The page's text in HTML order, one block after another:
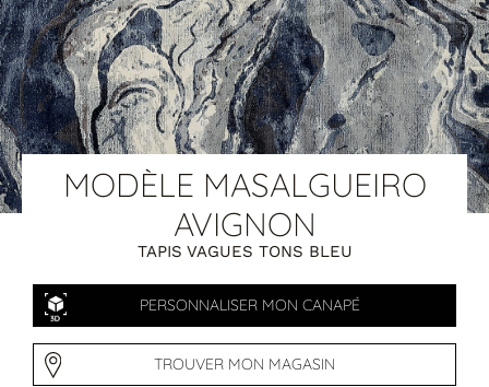
850 tissus et 250 cuirs
PAR MATIÈRE
Canapés cuir
Canapés tissu
Chaises
Coussins
Enfilades
Luminaires
Objets déco
Tableaux
Tables basses
Tables repas
Classique
Industriel
MODÈLE MASALGUEIRO
AVIGNON
TAPIS VAGUES TONS BLEU
PERSONNALISER MON CANAPÉ
TROUVER MON MAGASIN